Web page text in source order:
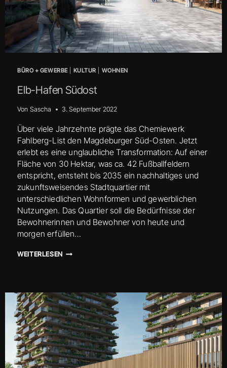
BÜRO + GEWERBE| KULTUR WOHNEN
Elb-Hafen Südost
Von Sascha 3. September 2022
Über viele Jahrzehnte prägte das Chemiewerk
Fahlberg-List den Magdeburger Süd-Osten. Jetzt
erlebt es eine unglaubliche Transformation: Auf einer
Fläche von 30 Hektar, was ca. 42 Fußballfeldern
entspricht, entsteht bis 2035 ein nachhaltiges und
zukunftsweisendes Stadtquartier mit
unterschiedlichen Wohnformen und gewerblichen
Nutzungen. Das Quartier soll die Bedürfnisse der
Bewohnerinnen und Bewohner von heute und
morgen erfüllen…
WEITERLESEN ELB-